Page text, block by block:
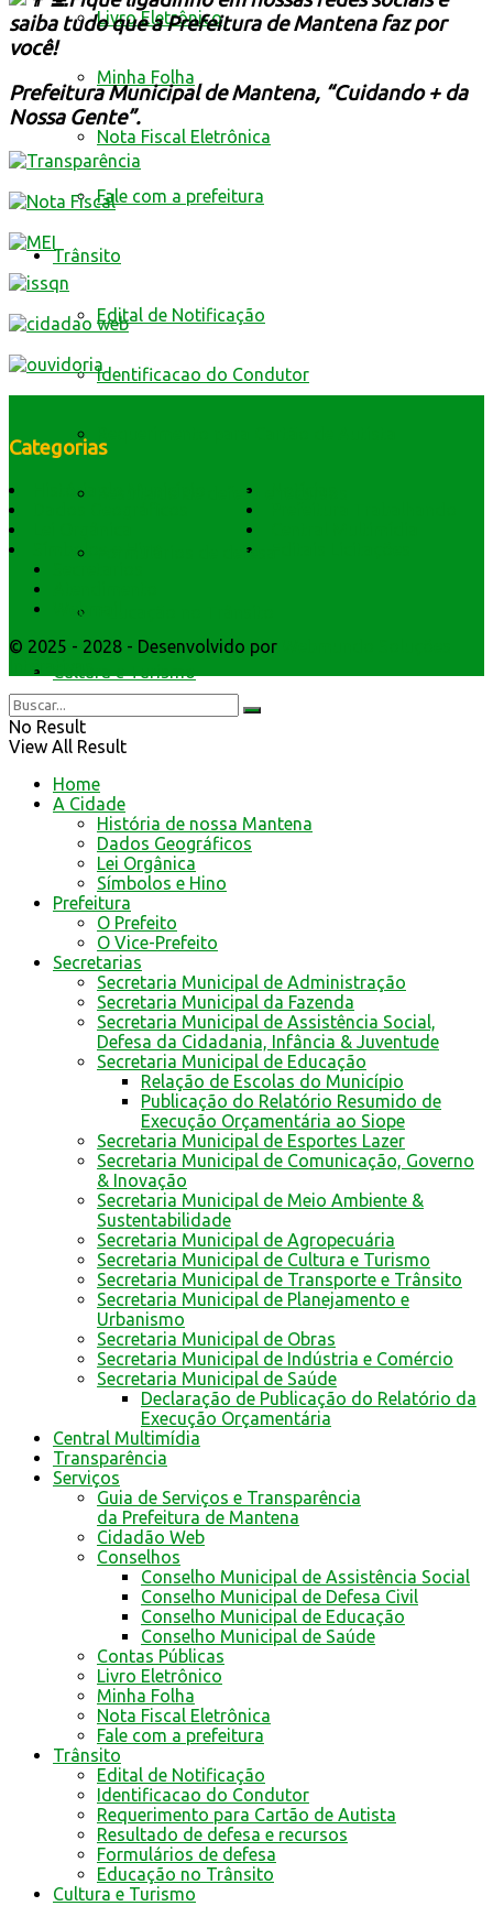
Livro Eletrônico
Minha Folha
Nota Fiscal Eletrônica
Fale com a prefeitura
Trânsito
Edital de Notificação
Identificacao do Condutor
Resultado de defesa e recursos
Formulários de defesa
Cultura e Turismo
saiba tudo que a Prefeitura de Mantena faz por
você!
Prefeitura Municipal de Mantena, “Cuidando + da
Nossa Gente”.
Categorias
História do Município
Símbolos e Hino
Webmail
© 2025 - 2028 - Desenvolvido por
Interativas
No Result
View All Result
Home
A Cidade
História de nossa Mantena
Dados Geográficos
Lei Orgânica
Símbolos e Hino
Prefeitura
O Prefeito
O Vice-Prefeito
Secretarias
Secretaria Municipal de Administração
Secretaria Municipal da Fazenda
Secretaria Municipal de Assistência Social,
Defesa da Cidadania, Infância & Juventude
Secretaria Municipal de Educação
Relação de Escolas do Município
Publicação do Relatório Resumido de
Execução Orçamentária ao Siope
Secretaria Municipal de Esportes Lazer
Secretaria Municipal de Comunicação, Governo
& Inovação
Secretaria Municipal de Meio Ambiente &
Sustentabilidade
Secretaria Municipal de Agropecuária
Secretaria Municipal de Cultura e Turismo
Secretaria Municipal de Transporte e Trânsito
Secretaria Municipal de Planejamento e
Urbanismo
Secretaria Municipal de Obras
Secretaria Municipal de Indústria e Comércio
Secretaria Municipal de Saúde
Declaração de Publicação do Relatório da
Execução Orçamentária
Central Multimídia
Transparência
Serviços
Guia de Serviços e Transparência
da Prefeitura de Mantena
Cidadão Web
Conselhos
Conselho Municipal de Assistência Social
Conselho Municipal de Defesa Civil
Conselho Municipal de Educação
Conselho Municipal de Saúde
Contas Públicas
Livro Eletrônico
Minha Folha
Nota Fiscal Eletrônica
Fale com a prefeitura
Trânsito
Edital de Notificação
Identificacao do Condutor
Requerimento para Cartão de Autista
Resultado de defesa e recursos
Formulários de defesa
Educação no Trânsito
Cultura e Turismo